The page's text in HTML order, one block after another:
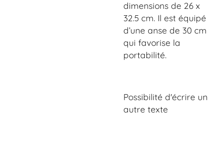
dimensions de 26 x
32.5 cm. Il est équipé
d’une anse de 30 cm
qui favorise la
portabilité.
Possibilité d'écrire un
autre texte